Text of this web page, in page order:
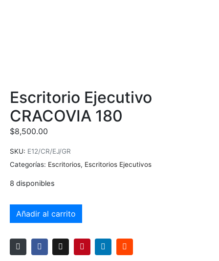
Escritorio Ejecutivo
CRACOVIA 180
$8,500.00
SKU: E12/CR/EJ/GR
Categorías: Escritorios, Escritorios Ejecutivos
8 disponibles
Añadir al carrito